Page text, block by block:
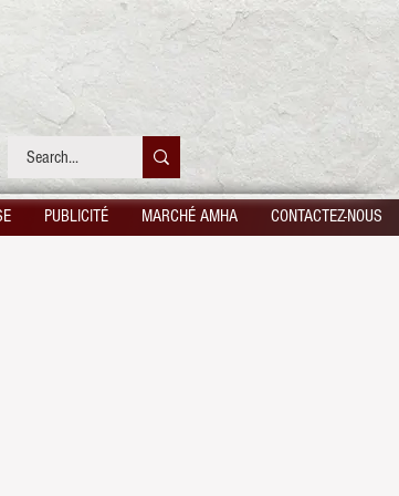
PUBLICITÉ MARCHÉ AMHA CONTACTEZ-NOUS